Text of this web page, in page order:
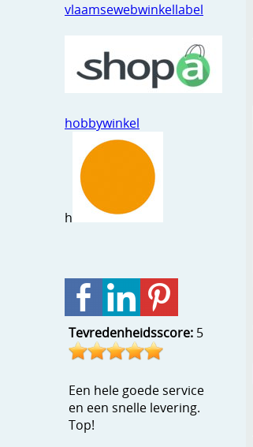
vlaamsewebwinkellabel
hobbywinkel
h
Tevredenheidsscore: 5
Een hele goede service
en een snelle levering.
Top!